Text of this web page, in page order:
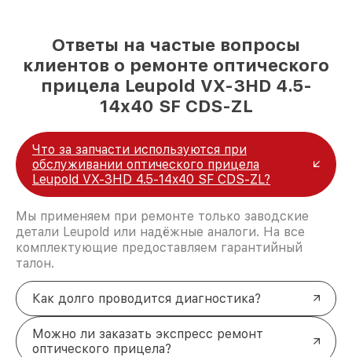
Ответы на частые вопросы
клиентов о ремонте оптического
прицела Leupold VX-3HD 4.5-
14x40 SF CDS-ZL
Что за запчасти используются при
обслуживании оптического прицела
Leupold VX-3HD 4.5-14x40 SF CDS-ZL?
Мы применяем при ремонте только заводские
детали Leupold или надёжные аналоги. На все
комплектующие предоставляем гарантийный
талон.
Как долго проводится диагностика?
Можно ли заказать экспресс ремонт
оптического прицела?